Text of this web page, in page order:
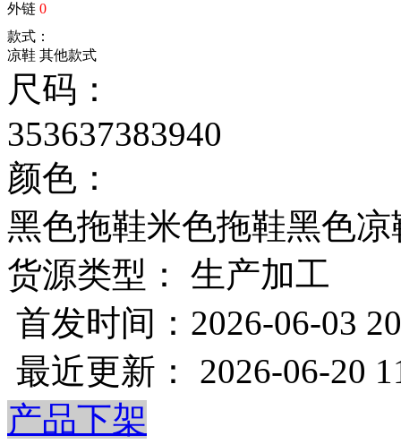
外链 0
款式：
凉鞋 其他款式
尺码：
353637383940
颜色：
黑色拖鞋米色拖鞋黑色凉
货源类型： 生产加工
首发时间：2026-06-03
最近更新： 2026-06-20
产品下架